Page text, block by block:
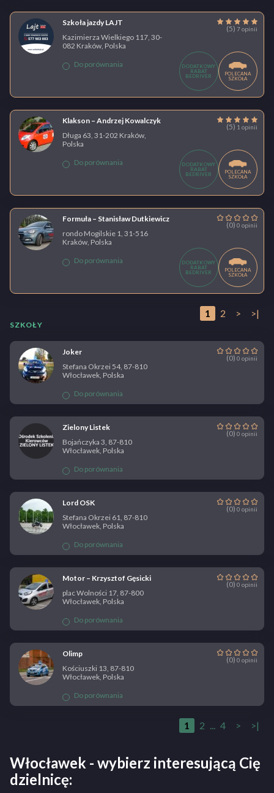
Szkoła jazdy LAJT
(5) 7 opinii
Kazimierza Wielkiego 117, 30-
082 Kraków, Polska
Do porównania
DODATKOWY
RABAT
BEDRIVER
POLECANA
SZKOŁA
Klakson – Andrzej Kowalczyk
(5) 1 opinii
Długa 63, 31-202 Kraków,
Polska
Do porównania
DODATKOWY
RABAT
BEDRIVER
POLECANA
SZKOŁA
Formuła – Stanisław Dutkiewicz
(0) 0 opinii
rondo Mogilskie 1, 31-516
Kraków, Polska
Do porównania
DODATKOWY
RABAT
BEDRIVER
POLECANA
SZKOŁA
1 2 > >|
SZKOŁY
Joker
(0) 0 opinii
Stefana Okrzei 54, 87-810
Włocławek, Polska
Do porównania
Zielony Listek
(0) 0 opinii
Bojańczyka 3, 87-810
Włocławek, Polska
Do porównania
Lord OSK
(0) 0 opinii
Stefana Okrzei 61, 87-810
Włocławek, Polska
Do porównania
Motor – Krzysztof Gęsicki
(0) 0 opinii
plac Wolności 17, 87-800
Włocławek, Polska
Do porównania
Olimp
(0) 0 opinii
Kościuszki 13, 87-810
Włocławek, Polska
Do porównania
1 2 ... 4 > >|
Włocławek - wybierz interesującą Cię
dzielnicę: